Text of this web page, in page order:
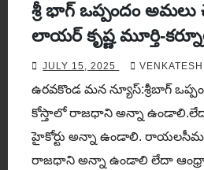
శ్రీ భాగ్ ఒప్పందం
లాయర్ కృష్ణ మూర్తి-
కాదు కదా? స్టూల్ కూడా
JULY 15, 2025 VENKATESH
ఉరవకొండ మన న్యూస్:శ్రీబాగ్
కోస్తాలో రాజధాని అన్నా ఉండాలి.లేదా
హైకోర్టు అన్నా ఉండాలి. రాయలసీమ
రాజధాని అన్నా ఉండాలి లేదా ఆంధ్రా